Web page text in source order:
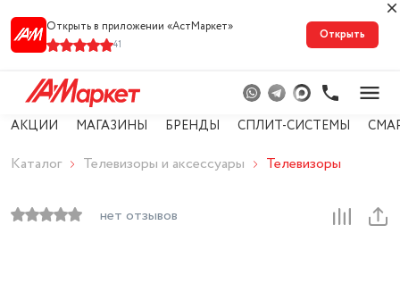
Открыть в приложении «АстМарке‪т‬»
41
Открыть
АКЦИИ МАГАЗИНЫ БРЕНДЫ СПЛИТ-СИСТЕМЫ
Каталог Телевизоры и аксессуары Телевизоры
нет отзывов